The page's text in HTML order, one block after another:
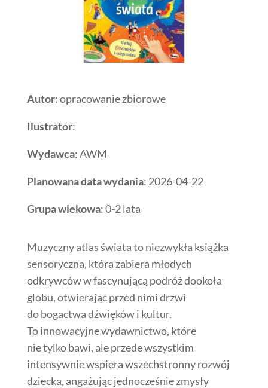
Autor: opracowanie zbiorowe
Ilustrator:
Wydawca: AWM
Planowana data wydania: 2026-04-22
Grupa wiekowa: 0-2 lata
Muzyczny atlas świata to niezwykła książka
sensoryczna, która zabiera młodych
odkrywców w fascynującą podróż dookoła
globu, otwierając przed nimi drzwi
do bogactwa dźwięków i kultur.
To innowacyjne wydawnictwo, które
nie tylko bawi, ale przede wszystkim
intensywnie wspiera wszechstronny rozwój
dziecka, angażując jednocześnie zmysły